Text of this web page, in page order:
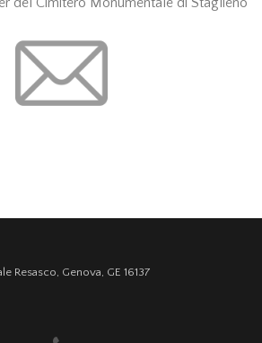
Resasco, Genova, GE 16137